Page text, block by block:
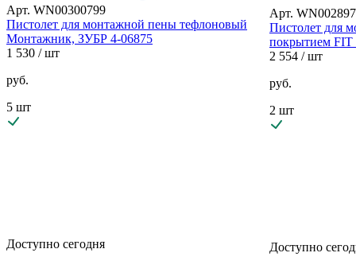
Арт. WN00300799
Пистолет для монтажной пены тефлоновый
Монтажник, ЗУБР 4-06875
1 530 / шт
руб.
5 шт
Доступно сегодня
Арт.
Пистолет для
покрытием
2 554 / шт
руб.
2 шт
Доступно